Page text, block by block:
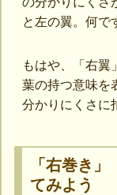
と左の翼。何で
もはや、「右翼
葉の持つ意味を
分かりにくさに
「右巻き
てみよう